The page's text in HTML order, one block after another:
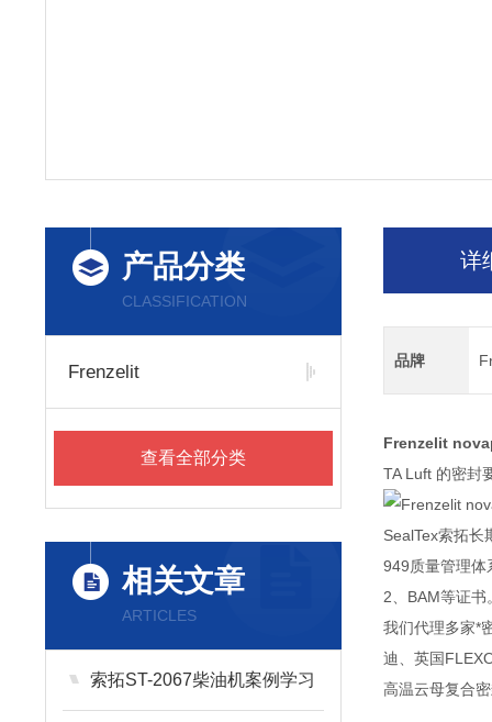
产品分类
CLASSIFICATION
Frenzelit
查看全部分类
相关文章
ARTICLES
索拓ST-2067柴油机案例学习
详
品牌
Frenzelit
TA Luft 的密封
SealTex索拓长
949质量管理体
2、BAM等证
我们代理多家*
迪、英国
高温云母复合